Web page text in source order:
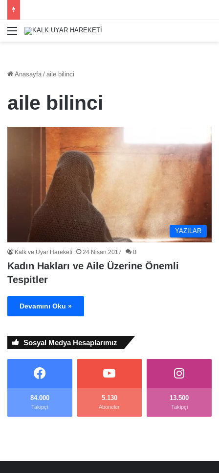
Menü
Anasayfa / aile bilinci
aile bilinci
YAZILAR
Kalk ve Uyar Hareketi 24 Nisan 2017 0
Kadın Hakları ve Aile Üzerine Önemli
Tespitler
Devamını Oku »
Sosyal Medya Hesaplarımız
84.000
Takipçi
5.130
Aboneler
13.500
Takipçi